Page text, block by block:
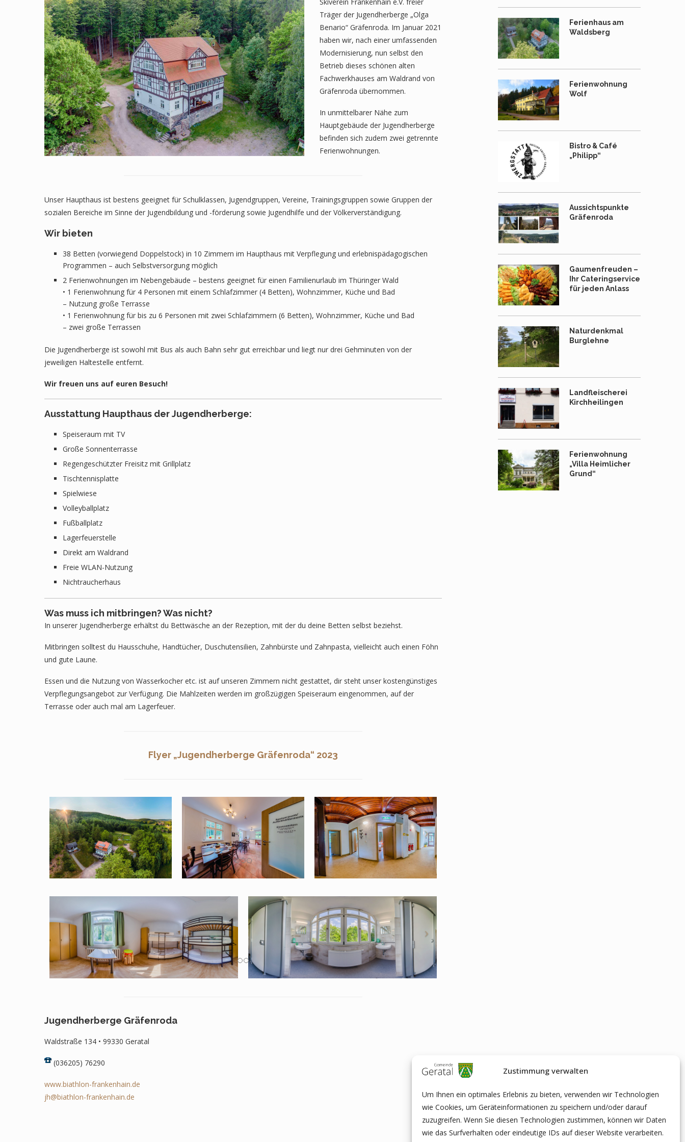
Zustimmung verwalten
Um Ihnen ein optimales Erlebnis zu bieten, verwenden wir Technologien
wie Cookies, um Geräteinformationen zu speichern und/oder darauf
zuzugreifen. Wenn Sie diesen Technologien zustimmen, können wir Daten
wie das Surfverhalten oder eindeutige IDs auf dieser Website verarbeiten.
Träger der Jugendherberge „Olga
Benario“ Gräfenroda. Im Januar 2021
haben wir, nach einer umfassenden
Modernisierung, nun selbst den
Betrieb dieses schönen alten
Fachwerkhauses am Waldrand von
Gräfenroda übernommen.
In unmittelbarer Nähe zum
Hauptgebäude der Jugendherberge
befinden sich zudem zwei getrennte
Ferienwohnungen.
Unser Haupthaus ist bestens geeignet für Schulklassen, Jugendgruppen, Vereine, Trainingsgruppen sowie Gruppen der
sozialen Bereiche im Sinne der Jugendbildung und -förderung sowie Jugendhilfe und der Völkerverständigung.
Wir bieten
38 Betten (vorwiegend Doppelstock) in 10 Zimmern im Haupthaus mit Verpflegung und erlebnispädagogischen
Programmen – auch Selbstversorgung möglich
2 Ferienwohnungen im Nebengebäude – bestens geeignet für einen Familienurlaub im Thüringer Wald
• 1 Ferienwohnung für 4 Personen mit einem Schlafzimmer (4 Betten), Wohnzimmer, Küche und Bad
– Nutzung große Terrasse
• 1 Ferienwohnung für bis zu 6 Personen mit zwei Schlafzimmern (6 Betten), Wohnzimmer, Küche und Bad
– zwei große Terrassen
Die Jugendherberge ist sowohl mit Bus als auch Bahn sehr gut erreichbar und liegt nur drei Gehminuten von der
jeweiligen Haltestelle entfernt.
Wir freuen uns auf euren Besuch!
Ausstattung Haupthaus der Jugendherberge:
Speiseraum mit TV
Große Sonnenterrasse
Regengeschützter Freisitz mit Grillplatz
Tischtennisplatte
Spielwiese
Volleyballplatz
Fußballplatz
Lagerfeuerstelle
Direkt am Waldrand
Freie WLAN-Nutzung
Nichtraucherhaus
Was muss ich mitbringen? Was nicht?
In unserer Jugendherberge erhältst du Bettwäsche an der Rezeption, mit der du deine Betten selbst beziehst.
Mitbringen solltest du Hausschuhe, Handtücher, Duschutensilien, Zahnbürste und Zahnpasta, vielleicht auch einen Föhn
und gute Laune.
Essen und die Nutzung von Wasserkocher etc. ist auf unseren Zimmern nicht gestattet, dir steht unser kostengünstiges
Verpflegungsangebot zur Verfügung. Die Mahlzeiten werden im großzügigen Speiseraum eingenommen, auf der
Terrasse oder auch mal am Lagerfeuer.
Flyer „Jugendherberge Gräfenroda“ 2023
Jugendherberge Gräfenroda
Waldstraße 134 • 99330 Geratal
(036205) 76290
www.biathlon-frankenhain.de
jh@biathlon-frankenhain.de
Ferienhaus am
Waldsberg
Ferienwohnung
Wolf
Bistro & Café
„Philipp“
Aussichtspunkte
Gräfenroda
Gaumenfreuden –
Ihr Cateringservice
für jeden Anlass
Naturdenkmal
Burglehne
Landfleischerei
Kirchheilingen
Ferienwohnung
„Villa Heimlicher
Grund“